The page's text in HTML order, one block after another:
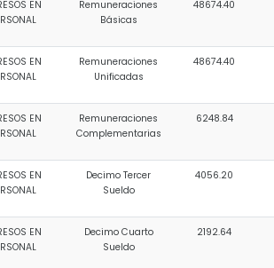
Contratación - PAC
Institucionales
EJECUCIÓN Y REPORTES
y balances
EN
Remuneraciones
Básicas
48674.40
EN
Remuneraciones
Unificadas
48674.40
EN
Remuneraciones
Complementarias
6248.84
EN
Decimo Tercer
Sueldo
4056.20
EN
Decimo Cuarto
Sueldo
2192.64